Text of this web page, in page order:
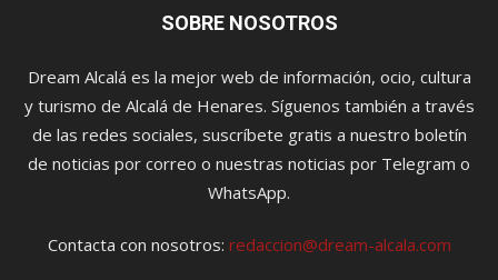
SOBRE NOSOTROS
Dream Alcalá es la mejor web de información, ocio, cultura
y turismo de Alcalá de Henares. Síguenos también a través
de las redes sociales, suscríbete gratis a nuestro boletín
de noticias por correo o nuestras noticias por Telegram o
WhatsApp.
Contacta con nosotros: redaccion@dream-alcala.com